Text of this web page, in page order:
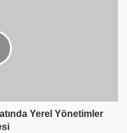
Yerel Yönetimler